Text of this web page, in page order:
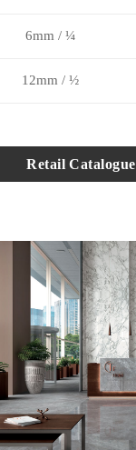
6mm / ¼
12mm / ½
Retail Catalogue